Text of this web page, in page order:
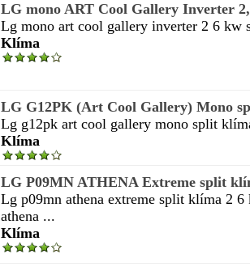
LG mono ART Cool Gallery Inverter
Lg mono art cool gallery inverter 2 6 kw
Klíma
LG G12PK (Art Cool Gallery) Mono
Lg g12pk art cool gallery mono split
Klíma
LG P09MN ATHENA Extreme split
Lg p09mn athena extreme split klíma 2
athena ...
Klíma